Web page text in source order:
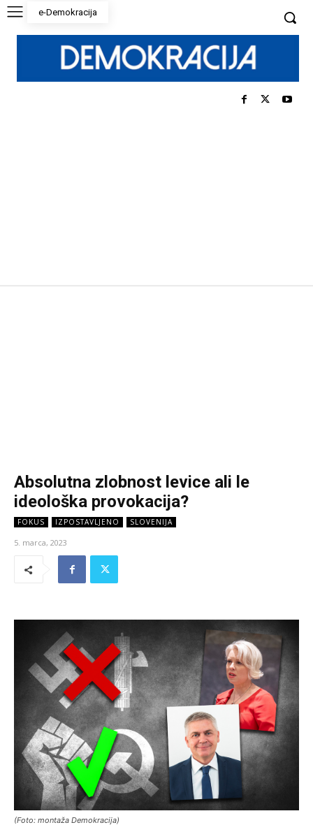
e-Demokracija
Absolutna zlobnost levice ali le
ideološka provokacija?
FOKUS IZPOSTAVLJENO SLOVENIJA
5. marca, 2023
(Foto: montaža Demokracija)